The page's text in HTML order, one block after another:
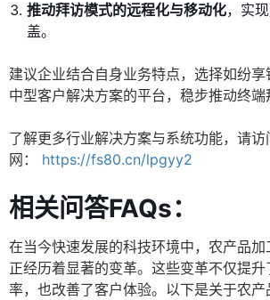
推动拜访模式的远程化与移动化，实
盖。
建议企业结合自身业务特点，选择如纷
中型客户解决方案的平台，稳步推动终端
了解更多行业解决方案与系统功能，请访
网：
https://fs80.cn/lpgyy2
相关问答FAQs：
在当今快速发展的科技环境中，农产品
正经历着显著的变革。这些变革不仅提
率，也改善了客户体验。以下是关于农